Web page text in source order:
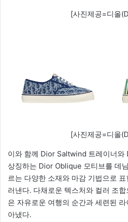
[사진제공=디올
[사진제공=디올
이와 함께 Dior Saltwind 트레이너와
상징하는 Dior Oblique 모티브를 데
르는 다양한 소재와 마감 기법으로
러낸다. 다채로운 텍스처와 컬러 조
은 자유로운 여행의 순간과 세련된
아냈다.